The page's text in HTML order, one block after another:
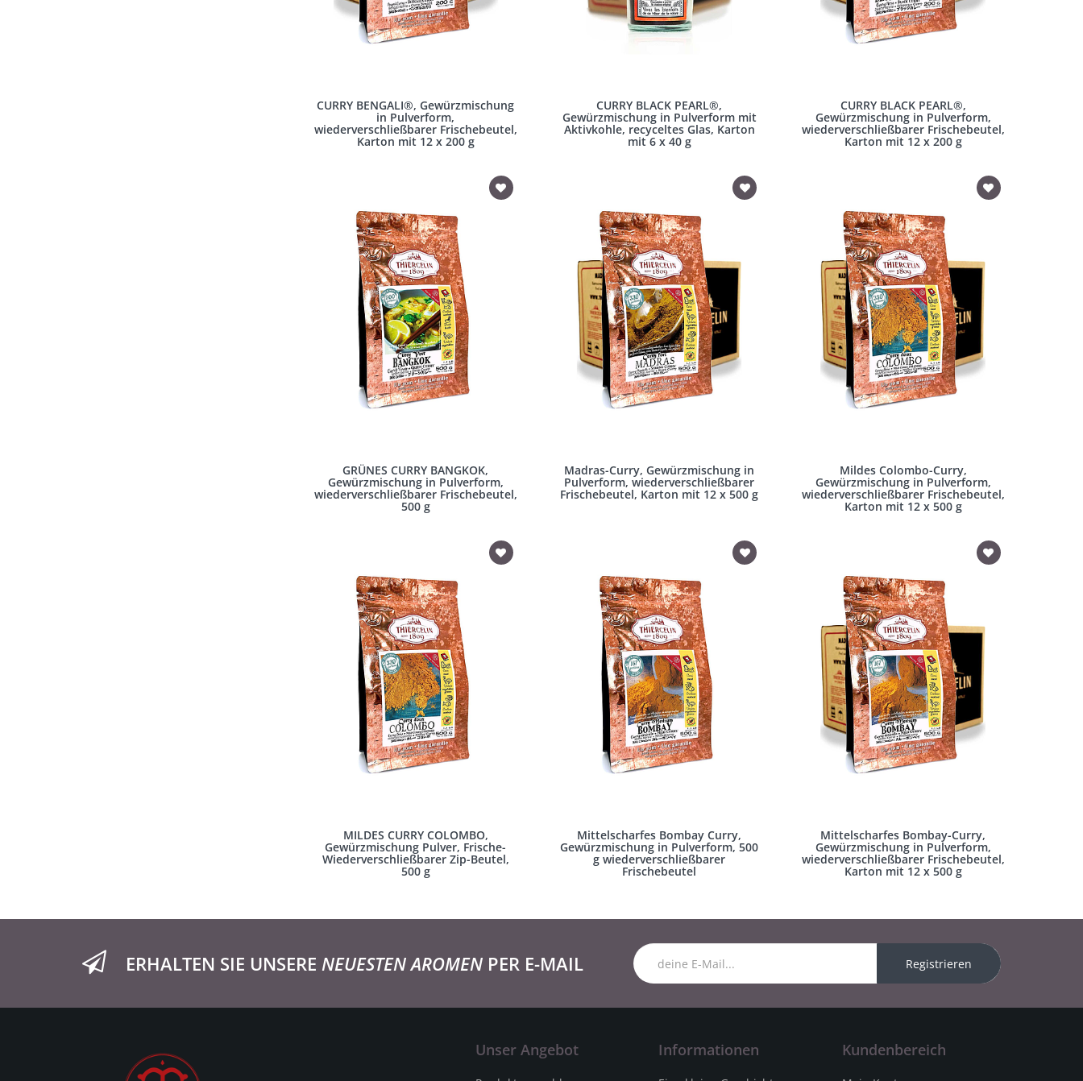
CURRY BENGALI®, Gewürzmischung
in Pulverform,
wiederverschließbarer Frischebeutel,
Karton mit 12 x 200 g
CURRY BLACK PEARL®,
Gewürzmischung in Pulverform mit
Aktivkohle, recyceltes Glas, Karton
mit 6 x 40 g
CURRY BLACK PEARL®,
Gewürzmischung in Pulverform,
wiederverschließbarer Frischebeutel,
Karton mit 12 x 200 g
GRÜNES CURRY BANGKOK,
Gewürzmischung in Pulverform,
wiederverschließbarer Frischebeutel,
500 g
Madras-Curry, Gewürzmischung in
Pulverform, wiederverschließbarer
Frischebeutel, Karton mit 12 x 500 g
Mildes Colombo-Curry,
Gewürzmischung in Pulverform,
wiederverschließbarer Frischebeutel,
Karton mit 12 x 500 g
MILDES CURRY COLOMBO,
Gewürzmischung Pulver, Frische-
Wiederverschließbarer Zip-Beutel,
500 g
Mittelscharfes Bombay Curry,
Gewürzmischung in Pulverform, 500
g wiederverschließbarer
Frischebeutel
Mittelscharfes Bombay-Curry,
Gewürzmischung in Pulverform,
wiederverschließbarer Frischebeutel,
Karton mit 12 x 500 g
ERHALTEN SIE UNSERE NEUESTEN AROMEN PER E-MAIL Registrieren
Unser Angebot Informationen Kundenbereich